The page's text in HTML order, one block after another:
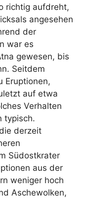
richtig aufdreht,
angesehen
der
war es
gewesen, bis
Seitdem
Eruptionen,
auf etwa
Verhalten
typisch.
derzeit
Südostkrater
aus der
weniger hoch
Aschewolken,